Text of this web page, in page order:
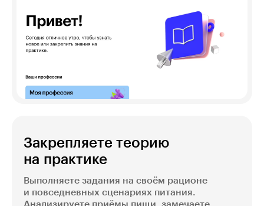
Закрепляете теорию
на практике
Выполняете задания на своём рационе
и повседневных сценариях питания.